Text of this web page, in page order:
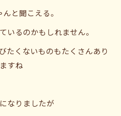
と聞こえる。
いるのかもしれません。
たくないものもたくさんあり
ますね
なりましたが